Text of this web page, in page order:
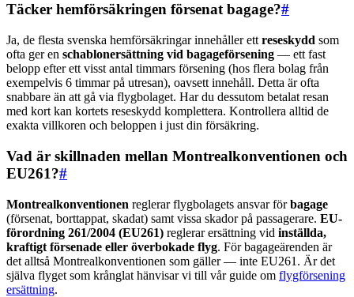
Täcker hemförsäkringen försenat bagage?#
Ja, de flesta svenska hemförsäkringar innehåller ett reseskydd som
ofta ger en schablonersättning vid bagageförsening — ett fast
belopp efter ett visst antal timmars försening (hos flera bolag från
exempelvis 6 timmar på utresan), oavsett innehåll. Detta är ofta
snabbare än att gå via flygbolaget. Har du dessutom betalat resan
med kort kan kortets reseskydd komplettera. Kontrollera alltid de
exakta villkoren och beloppen i just din försäkring.
Vad är skillnaden mellan Montrealkonventionen och
EU261?#
Montrealkonventionen reglerar flygbolagets ansvar förbagage
(försenat, borttappat, skadat) samt vissa skador på passagerare. EU-
förordning 261/2004 (EU261) reglerar ersättning vid inställda,
kraftigt försenade eller överbokade flyg. För bagageärenden är
det alltså Montrealkonventionen som gäller — inte EU261. Är det
själva flyget som krånglat hänvisar vi till vår guide om flygförsening
ersättning.